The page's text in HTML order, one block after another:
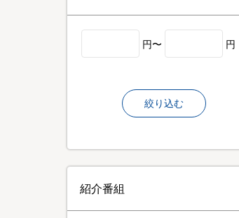
円〜 円
絞り込む
紹介番組